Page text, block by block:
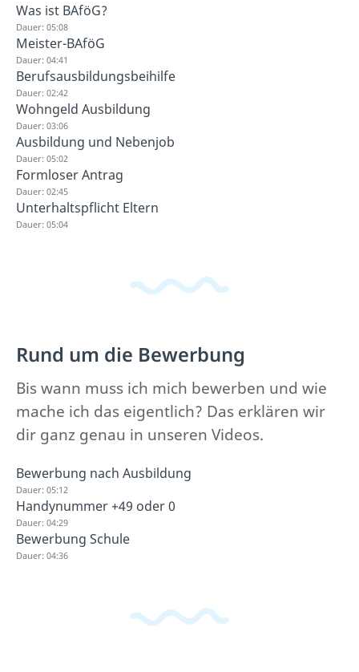
Was ist BAföG?
Dauer: 05:08
Meister-BAföG
Dauer: 04:41
Berufsausbildungsbeihilfe
Dauer: 02:42
Wohngeld Ausbildung
Dauer: 03:06
Ausbildung und Nebenjob
Dauer: 05:02
Formloser Antrag
Dauer: 02:45
Unterhaltspflicht Eltern
Dauer: 05:04
Rund um die Bewerbung
Bis wann muss ich mich bewerben und wie
mache ich das eigentlich? Das erklären wir
dir ganz genau in unseren Videos.
Bewerbung nach Ausbildung
Dauer: 05:12
Handynummer +49 oder 0
Dauer: 04:29
Bewerbung Schule
Dauer: 04:36